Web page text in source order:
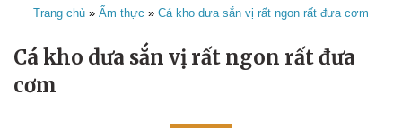
Trang chủ » Ẩm thực » Cá kho dưa sắn vị rất ngon rất đưa cơm
Cá kho dưa sắn vị rất ngon rất đưa
cơm